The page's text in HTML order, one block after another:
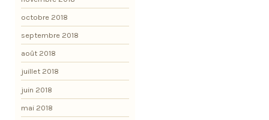
octobre 2018
septembre 2018
août 2018
juillet 2018
juin 2018
mai 2018